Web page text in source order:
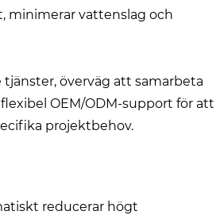
minimerar vattenslag och
överväg att samarbeta
OEM/ODM-support för att
projektbehov.
reducerar högt